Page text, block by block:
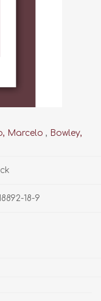
Marcelo , Bowley,
18-9